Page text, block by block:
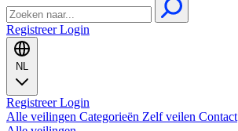
RegistreerLogin
NL
RegistreerLogin
Alle veilingen Categorieën Zelf veilen Contact